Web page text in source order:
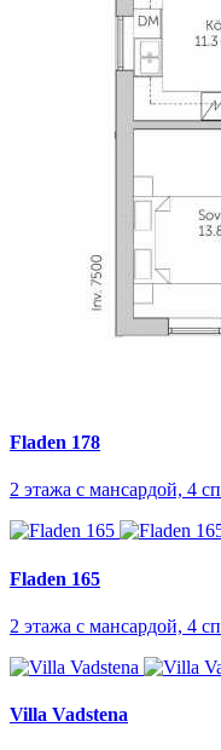
Fladen 178
2 этажа с мансардой, 4
Fladen 165
2 этажа с мансардой, 4
Villa Vadstena